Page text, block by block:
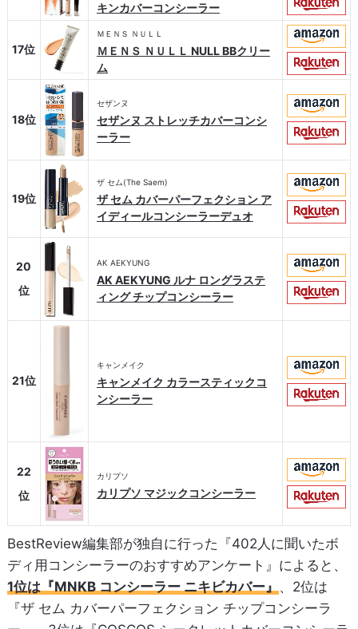
キンカバーコンシーラー
17位
ＭＥＮＳ ＮＵＬＬ
ＭＥＮＳ ＮＵＬＬ NULL BBクリー
ム
18位
セザンヌ
セザンヌ ストレッチカバーコンシ
ーラー
19位
ザ セム(The Saem)
ザ セム カバーパーフェクション ア
イディールコンシーラーデュオ
20
位
AK AEKYUNG
AK AEKYUNG ルナ ロングラステ
ィング チップコンシーラー
21位
キャンメイク
キャンメイク カラースティックコ
ンシーラー
22
位
カリプソ
カリプソ マジックコンシーラー
BestReview編集部が独自に行った『402人に聞いたボ
ディ用コンシーラーのおすすめアンケート』によると、
1位は『MNKB コンシーラー ニキビカバー』 、2位は
『ザ セム カバーパーフェクション チップコンシーラ